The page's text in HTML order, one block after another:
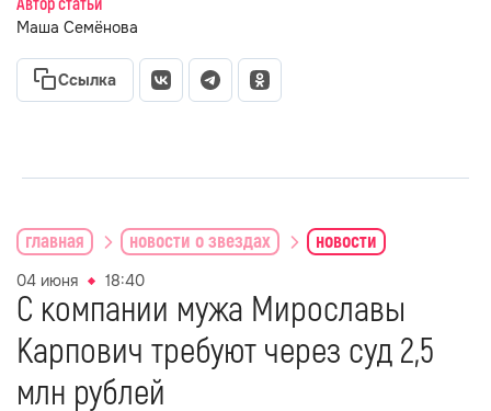
Автор статьи
Маша Семёнова
Ссылка
главная новости о звездах новости
04 июня 18:40
С компании мужа Мирославы
Карпович требуют через суд 2,5
млн рублей